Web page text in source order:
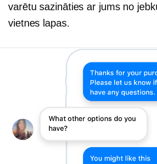
varētu sazināties ar jums no
vietnes lapas.